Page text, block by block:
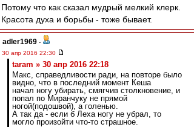
Потому что как сказал мудрый мелкий клерк.
Красота духа и борьбы - тоже бывает.
adler1969 -
30 апр 2016 22:30
taram » 30 апр 2016 22:18
Макс, справедливости ради, на повторе было
видно, что в последний момент Кеша
начал ногу убирать, смягчив столкновение, и
попал по Миранчуку не прямой
ногой(подошвой), а голенью.
А так да - если б Леха ногу не убрал, то
могло произойти что-то страшное.